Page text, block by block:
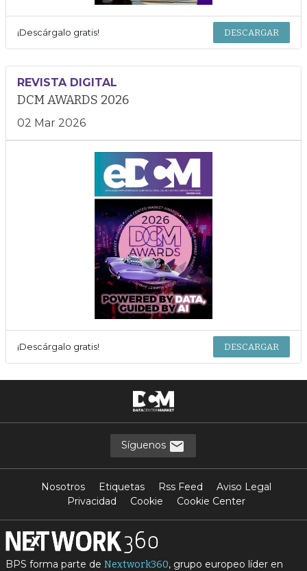
¡Descárgalo gratis! DESCARGAR
REVISTA DIGITAL
DCM AWARDS 2026
02 Mar 2026
¡Descárgalo gratis! DESCARGAR
Síguenos
Nosotros Etiquetas Rss Feed
Aviso Legal
Privacidad
Cookie Cookie Center
BPS forma parte de Nextwork360, grupo europeo líder en